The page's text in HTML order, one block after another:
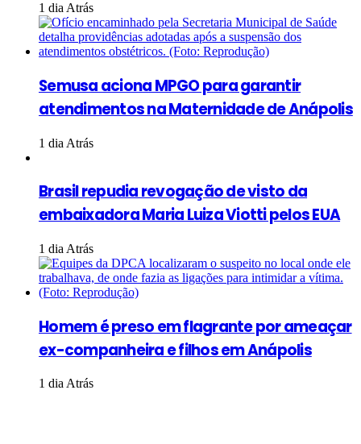
1 dia Atrás
Semusa aciona MPGO para garantir
atendimentos na Maternidade de Anápolis
1 dia Atrás
Brasil repudia revogação de visto da
embaixadora Maria Luiza Viotti pelos EUA
1 dia Atrás
Homem é preso em flagrante por ameaçar
ex-companheira e filhos em Anápolis
1 dia Atrás